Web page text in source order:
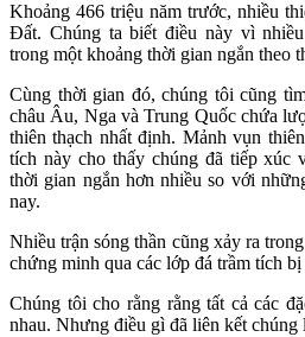
Khoảng 466 triệu năm trước, nhiều
Đất. Chúng ta biết điều này vì
trong một khoảng thời gian ngắn theo
Cùng thời gian đó, chúng tôi cũng
châu Âu, Nga và Trung Quốc chứa
thiên thạch nhất định. Mảnh vụn
tích này cho thấy chúng đã tiếp xúc
thời gian ngắn hơn nhiều so với
nay.
Nhiều trận sóng thần cũng xảy ra
chứng minh qua các lớp đá trầm tích
Chúng tôi cho rằng rằng tất cả các
nhau. Nhưng điều gì đã liên kết chúng